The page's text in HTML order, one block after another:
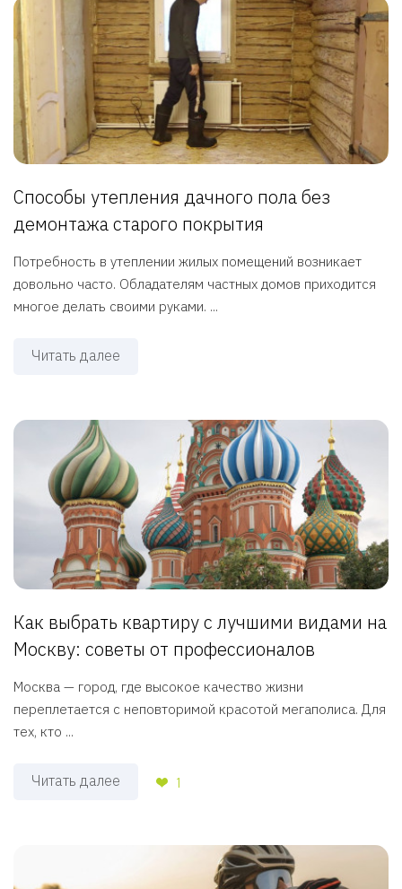
Способы утепления дачного пола без
демонтажа старого покрытия
Потребность в утеплении жилых помещений возникает
довольно часто. Обладателям частных домов приходится
многое делать своими руками. ...
Читать далее
Как выбрать квартиру с лучшими видами на
Москву: советы от профессионалов
Москва — город, где высокое качество жизни
переплетается с неповторимой красотой мегаполиса. Для
тех, кто ...
Читать далее 1